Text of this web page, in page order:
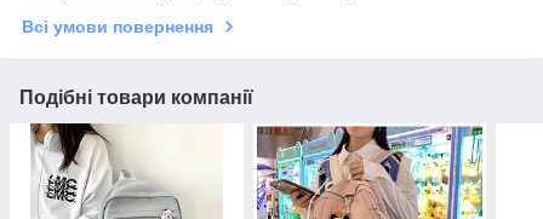
Всі умови повернення
Подібні товари компанії